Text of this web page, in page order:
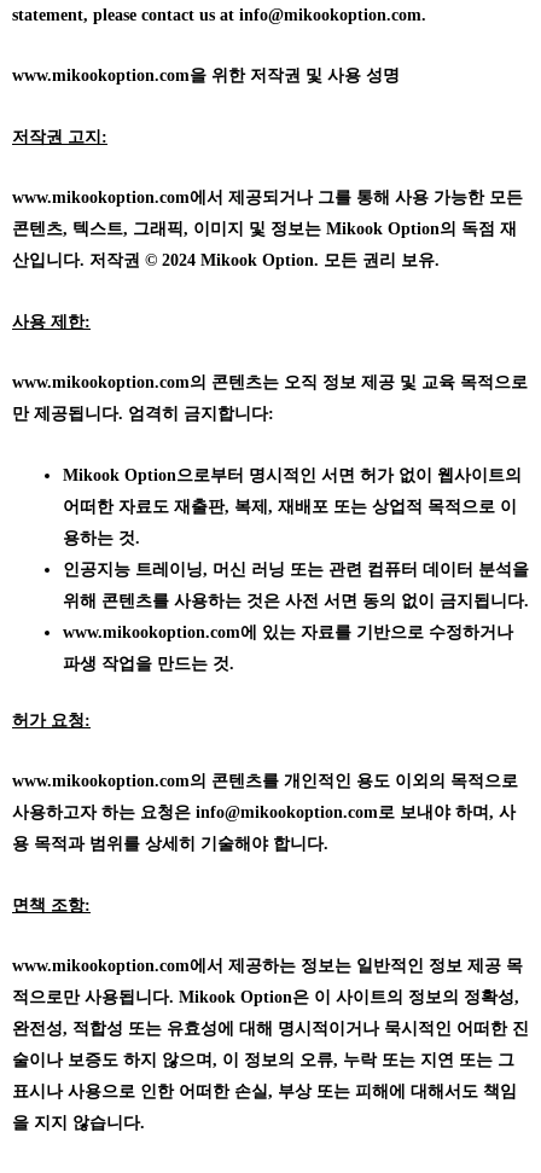
statement, please contact us at info@mikookoption.com.
www.mikookoption.com을 위한 저작권 및 사용 성명
저작권 고지:
www.mikookoption.com에서 제공되거나 그를 통해 사용 가능한 모든
콘텐츠, 텍스트, 그래픽, 이미지 및 정보는 Mikook Option의 독점 재
산입니다. 저작권 © 2024 Mikook Option. 모든 권리 보유.
사용 제한:
www.mikookoption.com의 콘텐츠는 오직 정보 제공 및 교육 목적으로
만 제공됩니다. 엄격히 금지합니다:
Mikook Option으로부터 명시적인 서면 허가 없이 웹사이트의
어떠한 자료도 재출판, 복제, 재배포 또는 상업적 목적으로 이
용하는 것.
인공지능 트레이닝, 머신 러닝 또는 관련 컴퓨터 데이터 분석을
위해 콘텐츠를 사용하는 것은 사전 서면 동의 없이 금지됩니다.
www.mikookoption.com에 있는 자료를 기반으로 수정하거나
파생 작업을 만드는 것.
허가 요청:
www.mikookoption.com의 콘텐츠를 개인적인 용도 이외의 목적으로
사용하고자 하는 요청은 info@mikookoption.com로 보내야 하며, 사
용 목적과 범위를 상세히 기술해야 합니다.
면책 조항:
www.mikookoption.com에서 제공하는 정보는 일반적인 정보 제공 목
적으로만 사용됩니다. Mikook Option은 이 사이트의 정보의 정확성,
완전성, 적합성 또는 유효성에 대해 명시적이거나 묵시적인 어떠한 진
술이나 보증도 하지 않으며, 이 정보의 오류, 누락 또는 지연 또는 그
표시나 사용으로 인한 어떠한 손실, 부상 또는 피해에 대해서도 책임
을 지지 않습니다.